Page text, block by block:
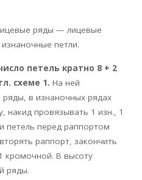
ряды — лицевые
петли.
петель кратно 8 + 2
схеме 1. На ней
в изнаночных рядах
накид провязывать 1 изн., 1
петель перед раппортом
раппорт, закончить
кромочной. В высоту
ряды.